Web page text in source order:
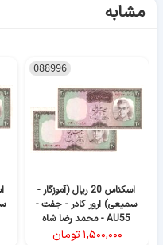
مشابه
088996
اسکناس 20 ریال (آموزگار -
سمیعی) ارور کادر - جفت -
AU55 - محمد رضا شاه
۱,۵۰۰,۰۰۰تومان